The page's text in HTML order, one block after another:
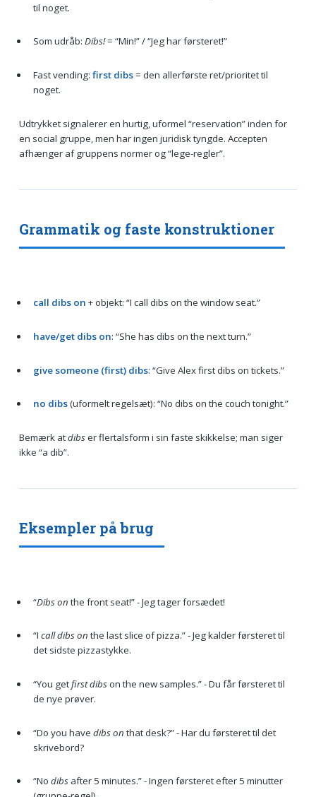
til noget.
Som udråb: Dibs!= “Min!” / “Jeg har førsteret!”
Fast vending: first dibs= den allerførste ret/prioritet til
noget.
Udtrykket signalerer en hurtig, uformel “reservation” inden for
en social gruppe, men har ingen juridisk tyngde. Accepten
afhænger af gruppens normer og “lege-regler”.
Grammatik og faste konstruktioner
call dibs on + objekt: “I call dibs on the window seat.”
have/get dibs on: “She has dibs on the next turn.”
give someone (first) dibs: “Give Alex first dibs on tickets.”
no dibs(uformelt regelsæt): “No dibs on the couch tonight.”
Bemærk atdibser flertalsform i sin faste skikkelse; man siger
ikke “a dib”.
Eksempler på brug
“Dibs on the front seat!” - Jeg tager forsædet!
“I call dibs on the last slice of pizza.” - Jeg kalder førsteret til
det sidste pizzastykke.
“You getfirst dibson the new samples.” - Du får førsteret til
de nye prøver.
“Do you have dibs on that desk?” - Har du førsteret til det
skrivebord?
“No dibsafter 5 minutes.” - Ingen førsteret efter 5 minutter